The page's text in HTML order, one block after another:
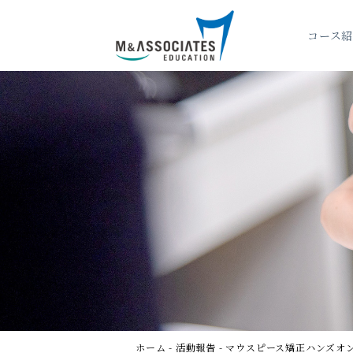
コース
ホーム - 活動報告 - マウスピース矯正ハンズオ
コース